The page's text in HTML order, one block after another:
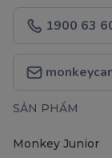
1900 63
SẢN PHẨM
Monkey Junior